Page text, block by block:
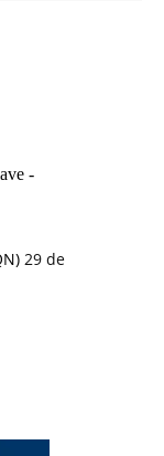
-
29 de